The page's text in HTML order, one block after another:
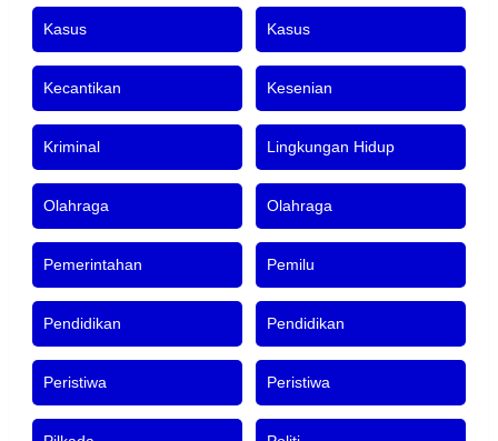
Kasus Kasus
Kecantikan Kesenian
Kriminal Lingkungan Hidup
Olahraga Olahraga
Pemerintahan Pemilu
Pendidikan Pendidikan
Peristiwa Peristiwa